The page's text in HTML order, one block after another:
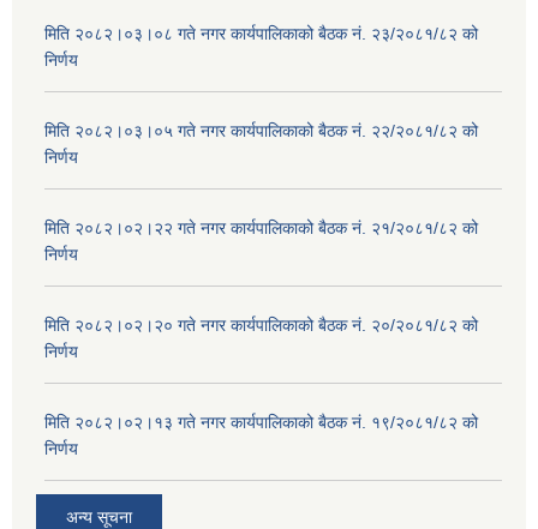
मिति २०८२।०३।०८ गते नगर कार्यपालिकाको बैठक नं. २३/२०८१/८२ को
निर्णय
मिति २०८२।०३।०५ गते नगर कार्यपालिकाको बैठक नं. २२/२०८१/८२ को
निर्णय
मिति २०८२।०२।२२ गते नगर कार्यपालिकाको बैठक नं. २१/२०८१/८२ को
निर्णय
मिति २०८२।०२।२० गते नगर कार्यपालिकाको बैठक नं. २०/२०८१/८२ को
निर्णय
मिति २०८२।०२।१३ गते नगर कार्यपालिकाको बैठक नं. १९/२०८१/८२ को
निर्णय
अन्य सूचना